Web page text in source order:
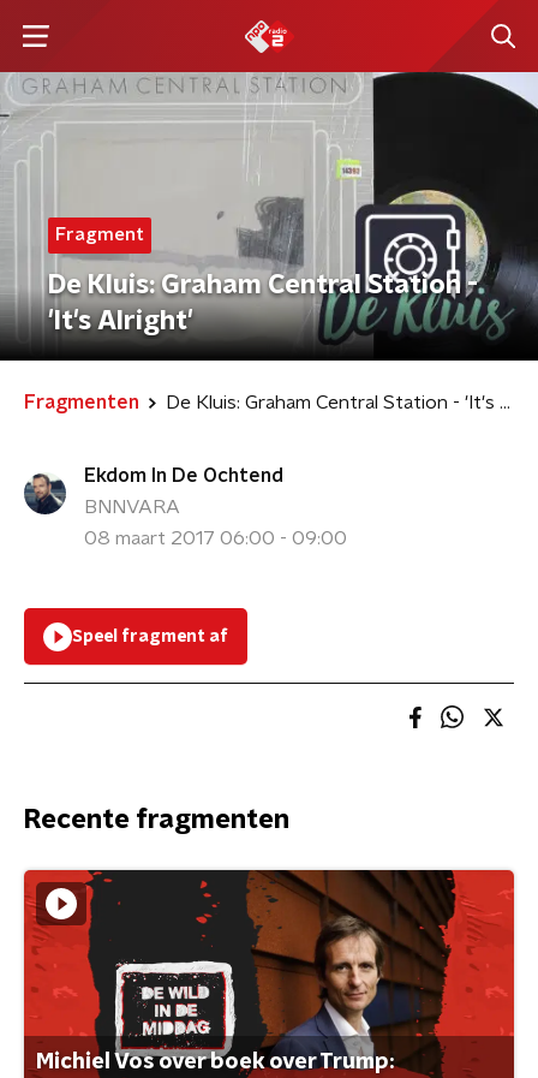
Fragment
De Kluis: Graham Central Station -
'It's Alright'
Fragmenten De Kluis: Graham Central Station - 'It's Alright'
Ekdom In De Ochtend
BNNVARA
08 maart 2017 06:00 - 09:00
Speel fragment af
Recente fragmenten
Michiel Vos over boek over Trump: